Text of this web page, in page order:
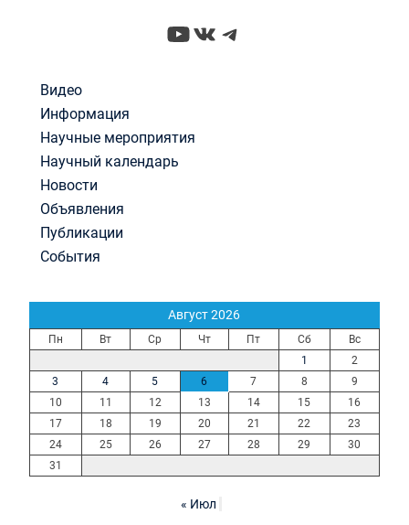
YouTube
ВКонтакте
Telegram
Видео
Информация
Научные мероприятия
Научный календарь
Новости
Объявления
Публикации
События
Август 2026
Пн Вт Ср Чт Пт Сб
Вс
1
2
3
4 5 6 7 8
9
10
11 12 13 14 15
16
17
18 19 20 21 22
23
24
25 26 27 28 29
30
31
« Июл